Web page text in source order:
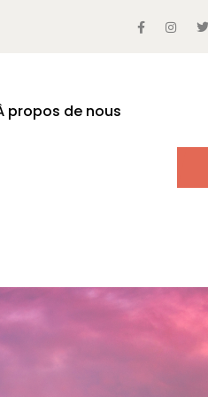
propos de nous